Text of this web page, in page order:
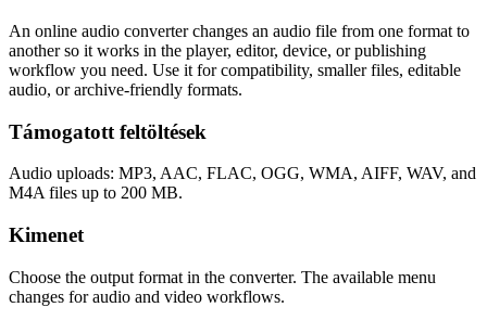
An online audio converter changes an audio file from one format to
another so it works in the player, editor, device, or publishing
workflow you need. Use it for compatibility, smaller files, editable
audio, or archive-friendly formats.
Támogatott feltöltések
Audio uploads: MP3, AAC, FLAC, OGG, WMA, AIFF, WAV, and
M4A files up to 200 MB.
Kimenet
Choose the output format in the converter. The available menu
changes for audio and video workflows.